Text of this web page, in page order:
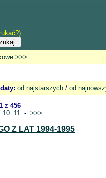
)
>>>
daty: od najstarszych / od
z 456
10 11 - >>>
Z LAT 1994-1995